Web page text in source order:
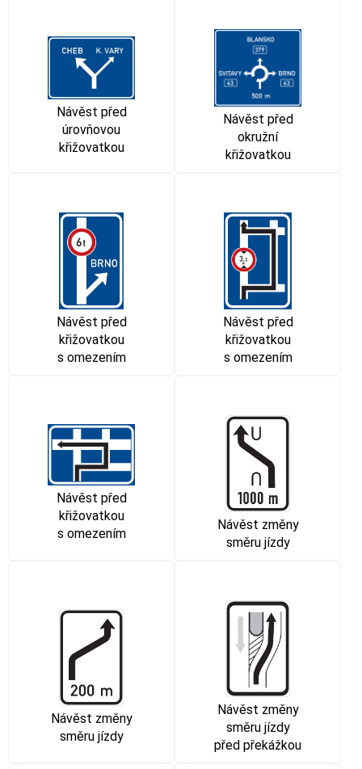
Návěst před
úrovňovou
křižovatkou
Návěst před
okružní
křižovatkou
Návěst před
křižovatkou
s omezením
Návěst před
křižovatkou
s omezením
Návěst před
křižovatkou
s omezením
Návěst změny
směru jízdy
Návěst změny
směru jízdy
Návěst změny
směru jízdy
před překážkou